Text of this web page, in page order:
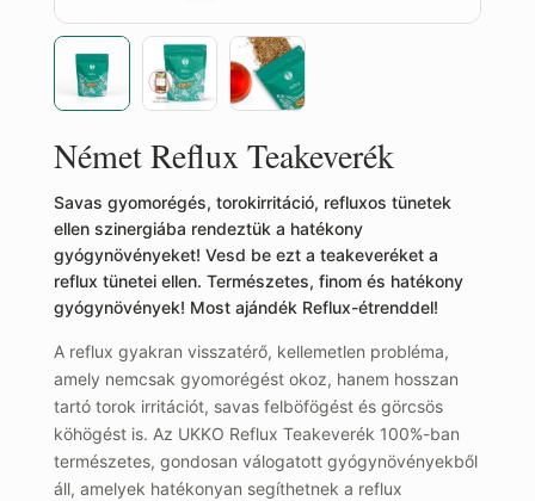
Német Reflux Teakeverék
Savas gyomorégés, torokirritáció, refluxos tünetek
ellen szinergiába rendeztük a hatékony
gyógynövényeket! Vesd be ezt a teakeveréket a
reflux tünetei ellen. Természetes, finom és hatékony
gyógynövények! Most ajándék Reflux-étrenddel!
A reflux gyakran visszatérő, kellemetlen probléma,
amely nemcsak gyomorégést okoz, hanem hosszan
tartó torok irritációt, savas felböfögést és görcsös
köhögést is. Az UKKO Reflux Teakeverék 100%-ban
természetes, gondosan válogatott gyógynövényekből
áll, amelyek hatékonyan segíthetnek a reflux